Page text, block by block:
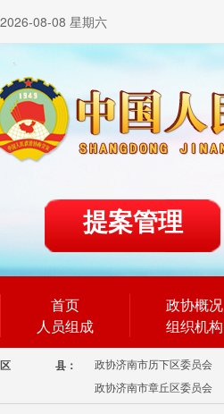
2026-08-08 星期六
提案管理
首页
人员组成
政协概况
组织机构
区 县： 政协济南市历下区委员会
政协济南市章丘区委员会